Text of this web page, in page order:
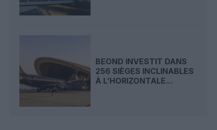
BEOND INVESTIT DANS
256 SIÈGES INCLINABLES
À L’HORIZONTALE...